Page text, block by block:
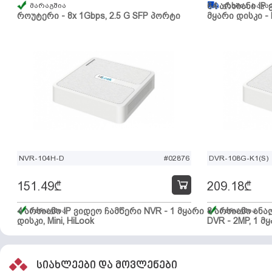
როუტერი - 8x 1Gbps, 2.5 G SFP პორტი
მარაგშია
64 არხიანი IP
მყარი დისკი -
გზაშია,
NVR-104H-D #02876
4 არხიანი IP ვიდეო ჩამწერი NVR - 1 მყარი
დისკი, Mini, HiLook
151.49₾
მარაგშია
DVR-108G-K1(S)
8 არხიანი
DVR - 2MP, 1
209.18₾
მარაგშია
სიახლეები და მოვლენები